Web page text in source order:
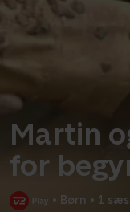
Martin
for
• Børn • 1